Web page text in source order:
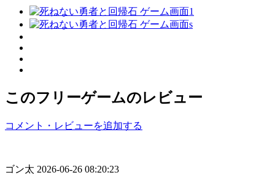
このフリーゲームのレビュー
コメント・レビューを追加する
ゴン太 2026-06-26 08:20:23